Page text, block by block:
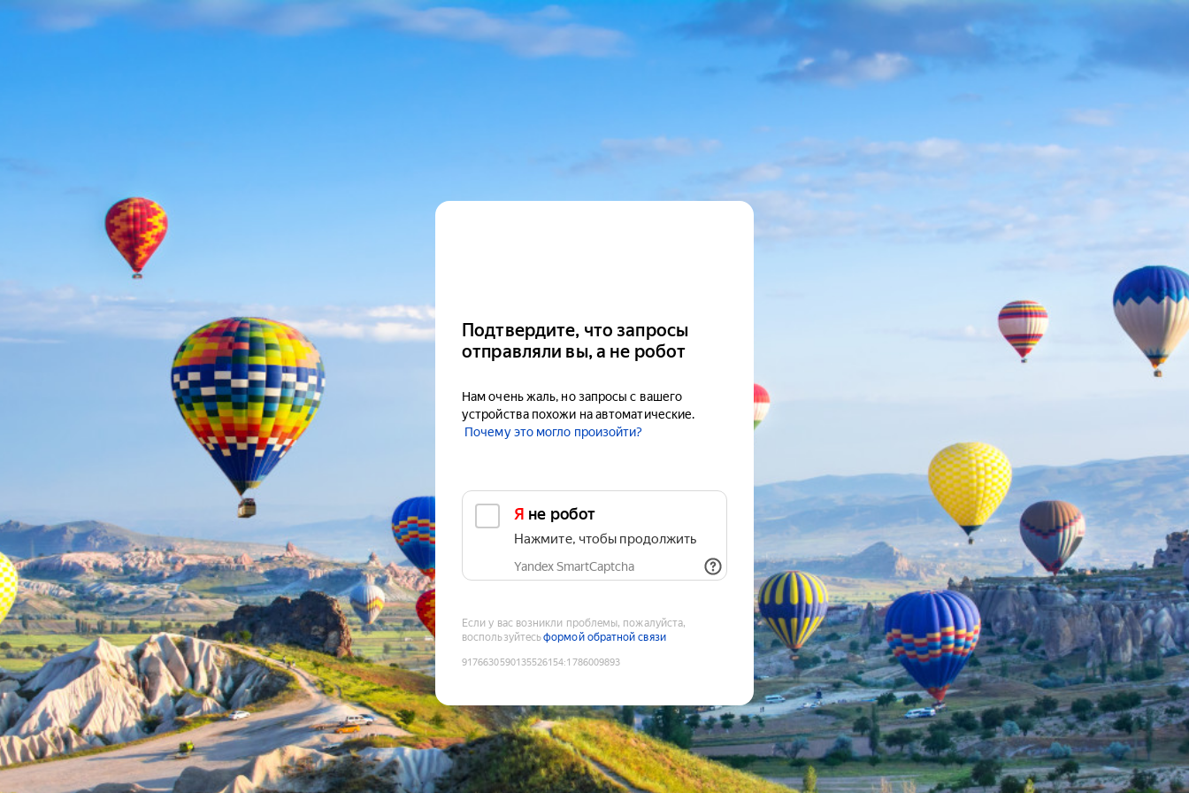
Подтвердите, что запросы
отправляли вы, а не робот
Нам очень жаль, но запросы с вашего
устройства похожи на автоматические.
Почему это могло произойти?
Я не робот
Нажмите, чтобы продолжить
Yandex SmartCaptcha
Если у вас возникли проблемы, пожалуйста,
воспользуйтесьформой обратной связи
9176630590135526154:1786009893